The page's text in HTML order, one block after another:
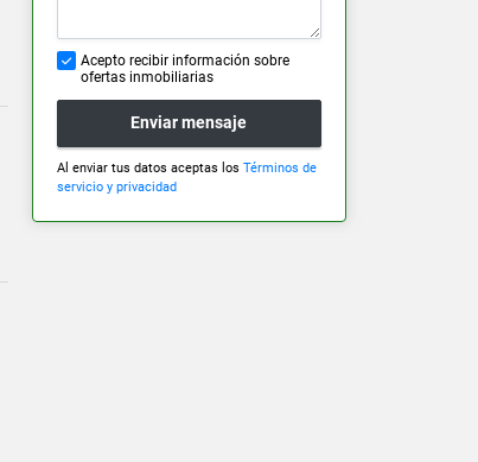
Acepto recibir información sobre
ofertas inmobiliarias
Enviar mensaje
Al enviar tus datos aceptas los Términos de
servicio y privacidad